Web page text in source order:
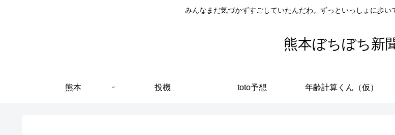
みんなまだ気づかずすごしていたんだわ。ずっといっしょに歩い
熊本ぼちぼち新
熊本 投機 toto予想 年齢計算くん（仮）